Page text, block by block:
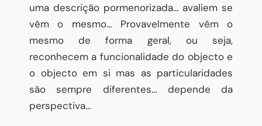
uma descrição pormenorizada… avaliem se
vêm o mesmo… Provavelmente vêm o
mesmo de forma geral, ou seja,
reconhecem a funcionalidade do objecto e
o objecto em si mas as particularidades
são sempre diferentes… depende da
perspectiva…